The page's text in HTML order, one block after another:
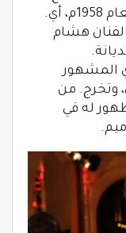
السابع والعشرين من شهر يناير لعام 1958م، أي.
ويحمل الفنان هشام
المشهور
وتخرج. من
له في